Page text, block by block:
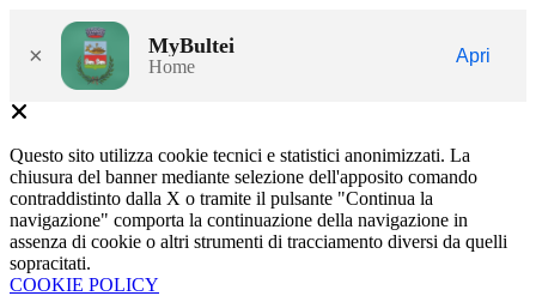
× MyBultei
Home
Apri
Questo sito utilizza cookie tecnici e statistici anonimizzati. La
chiusura del banner mediante selezione dell'apposito comando
contraddistinto dalla X o tramite il pulsante "Continua la
navigazione" comporta la continuazione della navigazione in
assenza di cookie o altri strumenti di tracciamento diversi da quelli
sopracitati.
COOKIE POLICY